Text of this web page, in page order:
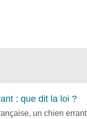
: que dit la loi ?
un chien errant